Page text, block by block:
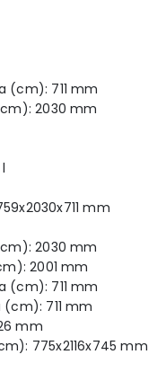
(cm): 711 mm
2030 mm
mm
2030 mm
2001 mm
(cm): 711 mm
711 mm
mm
775x2116x745 mm